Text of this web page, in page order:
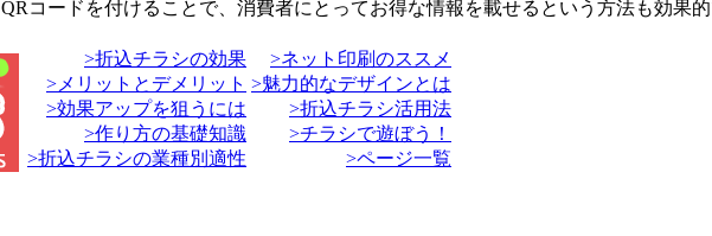
QRコードを付けることで、消費者にとってお得な情報を載せる という方法も効果
>折込チラシの効果
>メリットとデメリット
>効果アップを狙うには
>作り方の基礎知識
>折込チラシの業種別適性
>ネット印刷のススメ
>魅力的なデザインとは
>折込チラシ活用法
>チラシで遊ぼう！
>ページ一覧